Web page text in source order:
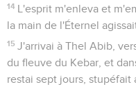
14 L'esprit m'enleva et
la main de l'Éternel
15 J'arrivai à Thel Abib,
du fleuve du Kebar, et
restai sept jours, stupéfait